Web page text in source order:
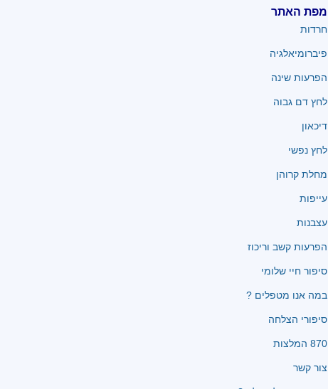
מפת האתר
חרדות
פיברומיאלגיה
הפרעות שינה
לחץ דם גבוה
דיכאון
לחץ נפשי
מחלת קרוהן
עייפות
עצבנות
הפרעות קשב וריכוז
סיפור חיי שלומי
במה אנו מטפלים ?
סיפורי הצלחה
870 המלצות
צור קשר